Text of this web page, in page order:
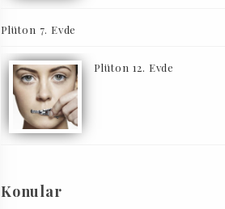
Plüton 7. Evde
Plüton 12. Evde
Konular